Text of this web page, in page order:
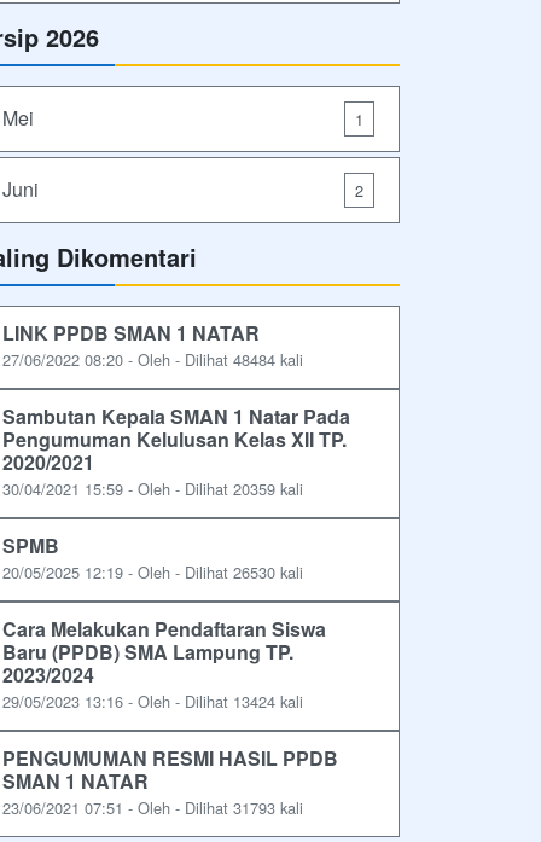
2026
Mei 1
Juni 2
Dikomentari
LINK PPDB SMAN 1 NATAR
27/06/2022 08:20 - Oleh - Dilihat 48484 kali
Sambutan Kepala SMAN 1 Natar Pada
Pengumuman Kelulusan Kelas XII TP.
2020/2021
30/04/2021 15:59 - Oleh - Dilihat 20359 kali
SPMB
20/05/2025 12:19 - Oleh - Dilihat 26530 kali
Cara Melakukan Pendaftaran Siswa
Baru (PPDB) SMA Lampung TP.
2023/2024
29/05/2023 13:16 - Oleh - Dilihat 13424 kali
PENGUMUMAN RESMI HASIL PPDB
SMAN 1 NATAR
23/06/2021 07:51 - Oleh - Dilihat 31793 kali